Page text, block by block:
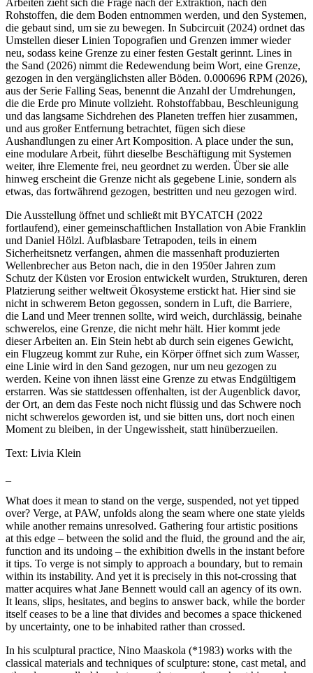
Rohstoffen, die dem Boden entnommen werden, und den Systemen,
die gebaut sind, um sie zu bewegen. In Subcircuit (2024) ordnet das
Umstellen dieser Linien Topografien und Grenzen immer wieder
neu, sodass keine Grenze zu einer festen Gestalt gerinnt. Lines in
the Sand (2026) nimmt die Redewendung beim Wort, eine Grenze,
gezogen in den vergänglichsten aller Böden. 0.000696 RPM (2026),
aus der Serie Falling Seas, benennt die Anzahl der Umdrehungen,
die die Erde pro Minute vollzieht. Rohstoffabbau, Beschleunigung
und das langsame Sichdrehen des Planeten treffen hier zusammen,
und aus großer Entfernung betrachtet, fügen sich diese
Aushandlungen zu einer Art Komposition. A place under the sun,
eine modulare Arbeit, führt dieselbe Beschäftigung mit Systemen
weiter, ihre Elemente frei, neu geordnet zu werden. Über sie alle
hinweg erscheint die Grenze nicht als gegebene Linie, sondern als
etwas, das fortwährend gezogen, bestritten und neu gezogen wird.
Die Ausstellung öffnet und schließt mit BYCATCH (2022
fortlaufend), einer gemeinschaftlichen Installation von Abie Franklin
und Daniel Hölzl. Aufblasbare Tetrapoden, teils in einem
Sicherheitsnetz verfangen, ahmen die massenhaft produzierten
Wellenbrecher aus Beton nach, die in den 1950er Jahren zum
Schutz der Küsten vor Erosion entwickelt wurden, Strukturen, deren
Platzierung seither weltweit Ökosysteme erstickt hat. Hier sind sie
nicht in schwerem Beton gegossen, sondern in Luft, die Barriere,
die Land und Meer trennen sollte, wird weich, durchlässig, beinahe
schwerelos, eine Grenze, die nicht mehr hält. Hier kommt jede
dieser Arbeiten an. Ein Stein hebt ab durch sein eigenes Gewicht,
ein Flugzeug kommt zur Ruhe, ein Körper öffnet sich zum Wasser,
eine Linie wird in den Sand gezogen, nur um neu gezogen zu
werden. Keine von ihnen lässt eine Grenze zu etwas Endgültigem
erstarren. Was sie stattdessen offenhalten, ist der Augenblick davor,
der Ort, an dem das Feste noch nicht flüssig und das Schwere noch
nicht schwerelos geworden ist, und sie bitten uns, dort noch einen
Moment zu bleiben, in der Ungewissheit, statt hinüberzueilen.
Text: Livia Klein
What does it mean to stand on the verge, suspended, not yet tipped
over? Verge, at PAW, unfolds along the seam where one state yields
while another remains unresolved. Gathering four artistic positions
at this edge – between the solid and the fluid, the ground and the air,
function and its undoing – the exhibition dwells in the instant before
it tips. To verge is not simply to approach a boundary, but to remain
within its instability. And yet it is precisely in this not-crossing that
matter acquires what Jane Bennett would call an agency of its own.
It leans, slips, hesitates, and begins to answer back, while the border
itself ceases to be a line that divides and becomes a space thickened
by uncertainty, one to be inhabited rather than crossed.
In his sculptural practice, Nino Maaskola (*1983) works with the
classical materials and techniques of sculpture: stone, cast metal, and